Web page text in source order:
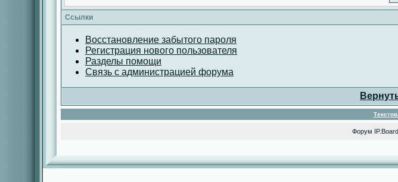
Ссылки
Восстановление забытого пароля
Регистрация нового пользователя
Разделы помощи
Связь с администрацией форума
Форум IP.Board